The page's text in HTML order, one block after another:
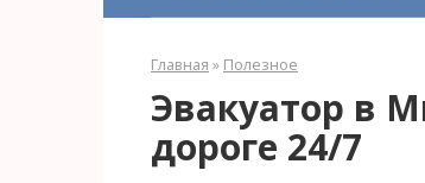
Главная » Полезное
Эвакуатор в
дороге 24/7